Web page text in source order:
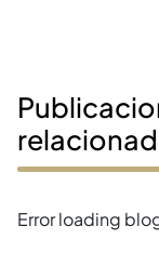
Error loading